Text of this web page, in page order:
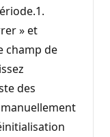
» et
champ de
des